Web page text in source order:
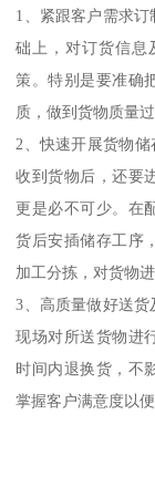
1、紧跟客户需求
础上，对订货信息
策。特别是要准确
质，做到货物质量过
2、快速开展货物
收到货物后，还要
更是必不可少。在
货后安插储存工序
加工分拣，对货物
3、高质量做好送
现场对所送货物进
时间内退换货，不
掌握客户满意度以便